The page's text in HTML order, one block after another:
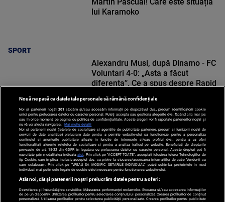
SPORT
lui Karamoko
SPORT
Alexandru Musi, după Dinamo - FC
Voluntari 4-0: „Asta a făcut
diferența”. Ce a spus despre Rapid
Nouă ne pasă ca datele tale personale să rămână confidențiale
Noi și partenerii noștri 201 stocăm și/sau accesăm informații pe dispozitivul dvs., precum identificatorii cookie
unici pentru prelucrarea datelor cu caracter personal. Puteți accepta sau gestiona alegerile dvs. făcând clic mai jos
sau în orice moment, pe pagina cu politica de confidențialitate. Aceste alegeri vor fi raportate partenerilor noștri și
nu vă vor afecta navigarea.
Mai multe detalii
Noi si partenerii nostri (retelele de socializare si agentiile de publicitate partenere, precum si furnizorii nostri de
servicii de date analitice) prelucram date pentru a permite website-ului sa functioneze, pentru a personaliza
continutul si anunturile publicitare afisate in functie de interesele si/sau profilul dvs., pentru a va oferi
functionalitati aferente retelelor de socializare si pentru a analiza traficul pe website. Beneficiati de drepturile
prevazute de art. 15-22 din GDPR in legatura cu prelucrarea datelor cu caracter personal. Aceste drepturi pot fi
exercitate prin modalitatea indicataaici . Prin click pe “ACCEPT TOATE”, acceptati folosirea tuturor Tehnologiilor de
tip Cookie, care implica inclusiv acceptul dvs. cu privire la stocarea/accesarea informatiilor de catre Vendor-ii cu
care colaboram. Prin click pe “VREAU SA MODIFIC SETARILE INDIVIDUAL” puteti schimba preferintele in mod
individual, mai putin cele legate de cookie strict necesare pentru functionarea website-ului.
Atât noi, cât și partenerii noștri prelucrăm datele pentru a oferi:
Dezvoltarea și îmbunătățirea serviciilor. Măsurarea performanței reclamelor. Stocarea și/sau accesarea informațiilor
de pe un dispozitiv. Utilizarea profilurilor pentru selectarea conținutului personalizat. Crearea profilurilor de conținut
personalizat. Utilizarea profilurilor pentru selectarea publicității personalizate. Crearea profilurilor pentru publicitate